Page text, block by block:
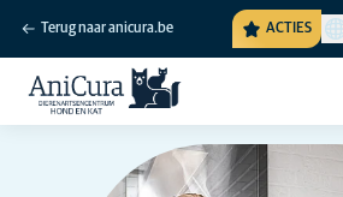
Terug naar anicura.be ACTIES